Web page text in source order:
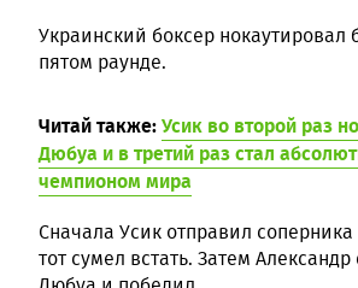
Украинский боксер нокаутировал
пятом раунде.
Читай также:Усик во второй раз
Дюбуа и в третий раз стал
чемпионом мира
Сначала Усик отправил
тот сумел встать. Затем